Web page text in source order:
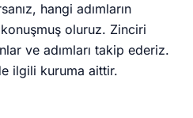
hangi adımların
oluruz. Zinciri
ve adımları takip ederiz.
ilgili kuruma aittir.